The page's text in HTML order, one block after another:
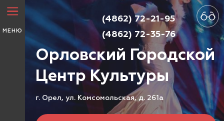
МЕНЮ
Орловский Городской
ЦентрКультуры
г. Орел, ул. Комсомольская, д. 261а
(4862) 72-21-95
(4862) 72-35-76